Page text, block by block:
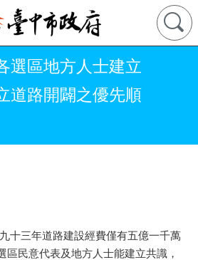
選區地方人士建立
路開闢之優先順
三年道路建設經費僅有五億一千萬
區民意代表及地方人士能建立共識，